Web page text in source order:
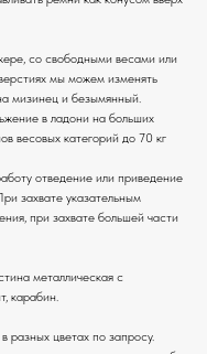
со свободными весами или
мы можем изменять
мизинец и безымянный.
в ладони на больших
весовых категорий до 70 кг
отведение или приведение
захвате указательным
при захвате большей части
металлическая с
карабин.
разных цветах по запросу.